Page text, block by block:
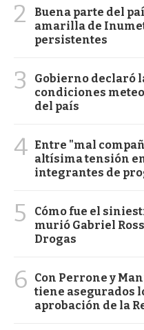
2
Buena parte del
amarilla de
persistentes
3
Gobierno declaró
condiciones
del país
4 Entre "mal
altísima tensión
integrantes de
5
Cómo fue el
murió Gabriel
Drogas
6
Con Perrone y
tiene asegurados
aprobación de la